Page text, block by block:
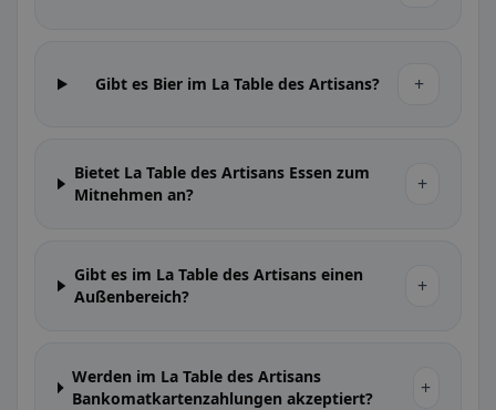
Gibt es Bier im La Table des Artisans? +
Bietet La Table des Artisans Essen zum
Mitnehmen an?
+
Gibt es im La Table des Artisans einen
Außenbereich?
+
Werden im La Table des Artisans
Bankomatkartenzahlungen akzeptiert?
+